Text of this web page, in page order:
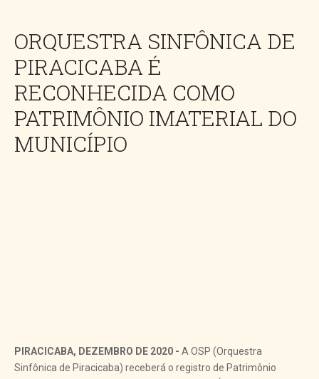
ORQUESTRA SINFÔNICA DE
PIRACICABA É
RECONHECIDA COMO
PATRIMÔNIO IMATERIAL DO
MUNICÍPIO
PIRACICABA, DEZEMBRO DE 2020 - A OSP (Orquestra
Sinfônica de Piracicaba) receberá o registro de Patrimônio